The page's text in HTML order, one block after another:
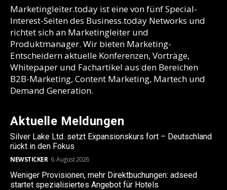
Marketingleiter.today ist eine von fünf Special-
Interest-Seiten des Business.today Networks und
richtet sich an Marketingleiter und
Produktmanager. Wir bieten Marketing-
Entscheidern aktuelle Konferenzen, Vorträge,
Whitepaper und Fachartikel aus den Bereichen
B2B-Marketing, Content Marketing, Martech und
Demand Generation.
Aktuelle Meldungen
Silver Lake Ltd. setzt Expansionskurs fort – Deutschland
rückt in den Fokus
NEWSTICKER 6. August 2026
Weniger Provisionen, mehr Direktbuchungen: adseed
startet spezialisiertes Angebot für Hotels